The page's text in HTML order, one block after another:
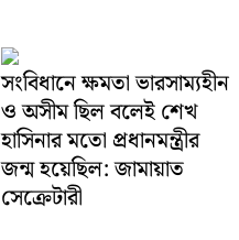
সংবিধানে ক্ষমতা ভারসাম্যহীন
ও অসীম ছিল বলেই শেখ
হাসিনার মতো প্রধানমন্ত্রীর
জন্ম হয়েছিল: জামায়াত
সেক্রেটারী